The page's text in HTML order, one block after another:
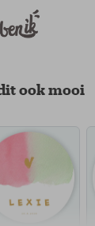
ook mooi